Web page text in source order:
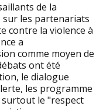
de la
sur les partenariats
contre la violence à
a
comme moyen de
ont été
le dialogue
les programme
le "respect